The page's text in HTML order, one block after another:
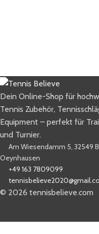
Dein Online-Shop für
Tennis Zubehör,
Equipment – perfekt für
und Turnier.
Am Wiesendamm 5, 32549
Oeynhausen
+49 163 7809099
© 2026 tennisbelieve.com